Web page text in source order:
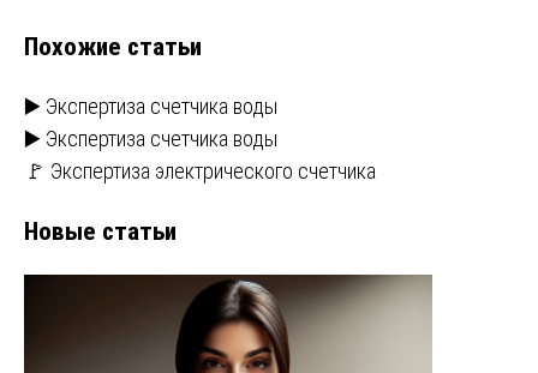
Похожие статьи
▶️ Экспертиза счетчика воды
▶️ Экспертиза счетчика воды
🚩 Экспертиза электрического счетчика
Новые статьи